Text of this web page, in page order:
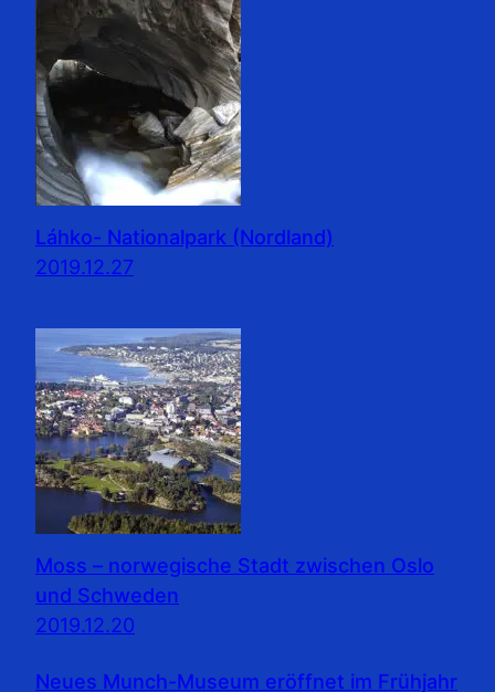
Láhko- Nationalpark (Nordland)
2019.12.27
Moss – norwegische Stadt zwischen Oslo
und Schweden
2019.12.20
Neues Munch-Museum eröffnet im Frühjahr